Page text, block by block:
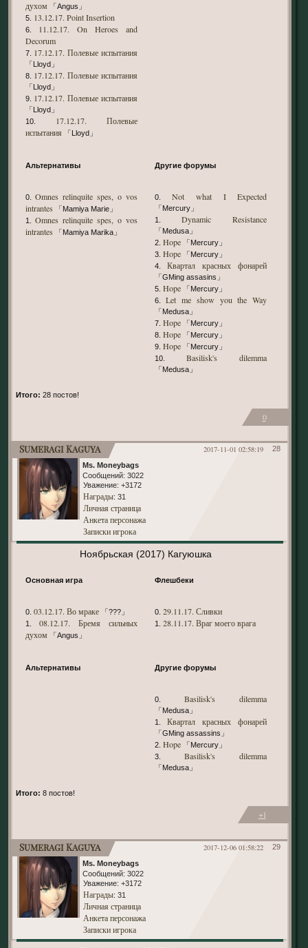
духом 「Angus」
5. 13.12.17. Point Insertion
6.
11.12.17. On Heroes and
Decorum
7. 17.12.17. Полевые испытания
「Lloyd」
8. 17.12.17. Полевые испытания
「Lloyd」
9. 17.12.17. Полевые испытания
「Lloyd」
10.
17.12.17. Полевые
испытания 「Lloyd」
Альтернативы Другие форумы
0.Omnes relinquite spes, o vos
intrantes「Mamiya Marie」
1.Omnes relinquite spes, o vos
intrantes「Mamiya Marika」
0.Not what I Expected
「Mercury」
1.Dynamic Resistance
「Medusa」
2. Hope「Mercury」
3. Hope「Mercury」
4.Квартал красных фонарей
「GMing assasins」
5. Hope「Mercury」
6.Let me show you the Way
「Medusa」
7. Hope「Mercury」
8. Hope「Mercury」
9. Hope「Mercury」
10.Basilisk's dilemma
「Medusa」
Итого: 28 постов!
0
28
2017-11-01 02:58:19
Sumeragi Kaguya
Ms. Moneybags
Сообщений: 3022
Уважение: +3172
Награды: 31
Личная страница
Анкета персонажа
Записки игрока
Ноябрьская (2017) Кагуюшка
Основная игра Флешбеки
0. 03.12.17. Во мраке「???」
1.08.12.17. Бремя сильных
духом 「Angus」
0. 29.11.17. Сливки
1. 28.11.17. Враг моего врага
Альтернативы Другие форумы
0.Basilisk's dilemma
「Medusa」
1.Квартал красных фонарей
「GMing assassins」
2. Hope「Mercury」
3.Basilisk's dilemma
「Medusa」
Итого: 8 постов!
+1
29
2017-12-06 01:58:22
Sumeragi Kaguya
Ms. Moneybags
Сообщений: 3022
Уважение: +3172
Награды: 31
Личная страница
Анкета персонажа
Записки игрока